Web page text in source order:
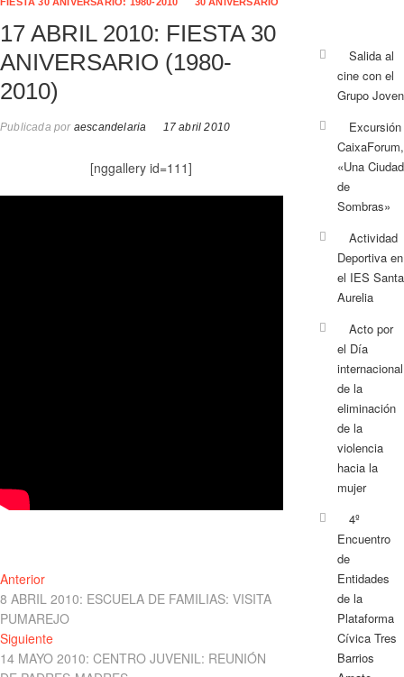
17 ABRIL 2010: FIESTA 30
ANIVERSARIO (1980-
2010)
Publicada poraescandelaria 17 abril 2010
[nggallery id=111]
Navegación
de
entradas
AnteriorEntrada
anterior:
8 ABRIL 2010: ESCUELA DE FAMILIAS: VISITA
PUMAREJO
SiguienteEntrada
siguiente:
14 MAYO 2010: CENTRO JUVENIL: REUNIÓN
Salida al
cine con el
Grupo Joven
Excursión
CaixaForum,
«Una Ciudad
de
Sombras»
Actividad
Deportiva en
el IES Santa
Aurelia
Acto por
el Día
internacional
de la
eliminación
de la
violencia
hacia la
mujer
4º
Encuentro
de
Entidades
de la
Plataforma
Cívica Tres
Barrios